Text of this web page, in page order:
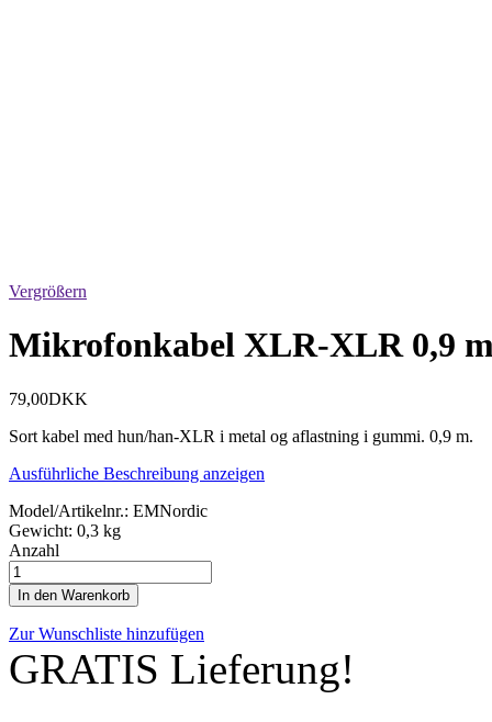
Vergrößern
Mikrofonkabel XLR-XLR 0,9
79,00DKK
Sort kabel med hun/han-XLR i metal og aflastning i gummi. 0,9 m.
Ausführliche Beschreibung anzeigen
Model/Artikelnr.: EMNordic
Gewicht: 0,3 kg
Anzahl
In den Warenkorb
Zur Wunschliste hinzufügen
GRATIS Lieferung!